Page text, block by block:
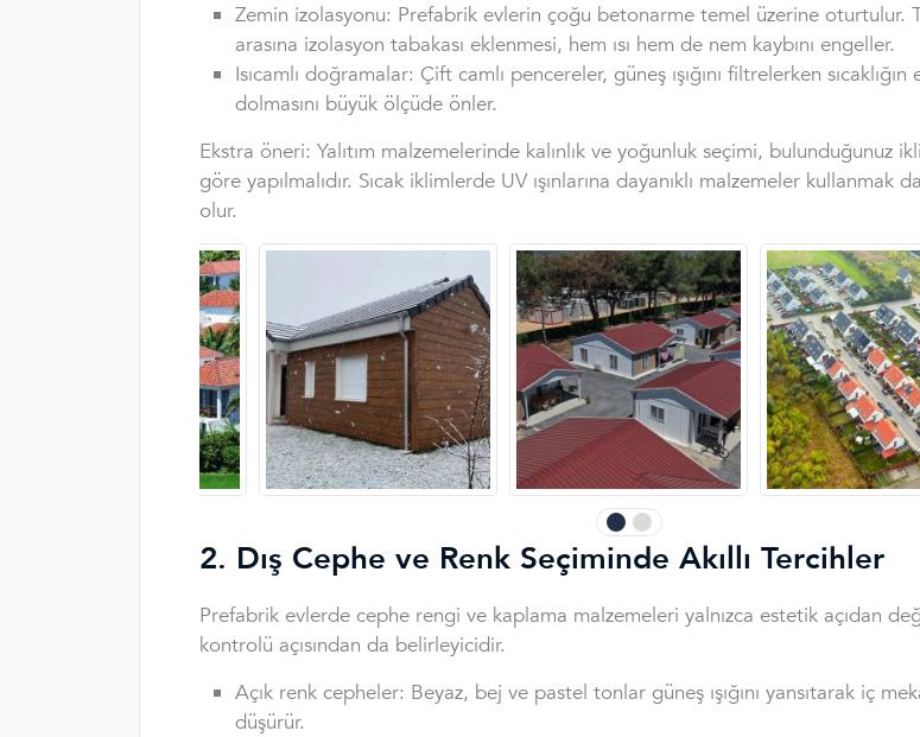
Zemin izolasyonu: Prefabrik evlerin çoğu betonarme temel üzerine oturtulur.
arasına izolasyon tabakası eklenmesi, hem ısı hem de nem kaybını engeller.
Isıcamlı doğramalar: Çift camlı pencereler, güneş ışığını filtrelerken sıcaklığın
dolmasını büyük ölçüde önler.
Ekstra öneri: Yalıtım malzemelerinde kalınlık ve yoğunluk seçimi, bulunduğunuz
göre yapılmalıdır. Sıcak iklimlerde UV ışınlarına dayanıklı malzemeler kullanmak
olur.
2. Dış Cephe ve Renk Seçiminde Akıllı Tercihler
Prefabrik evlerde cephe rengi ve kaplama malzemeleri yalnızca estetik açıdan
kontrolü açısından da belirleyicidir.
Açık renk cepheler: Beyaz, bej ve pastel tonlar güneş ışığını yansıtarak iç
düşürür.